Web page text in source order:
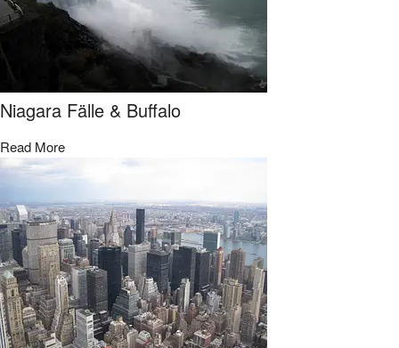
Niagara Fälle & Buffalo
Read More